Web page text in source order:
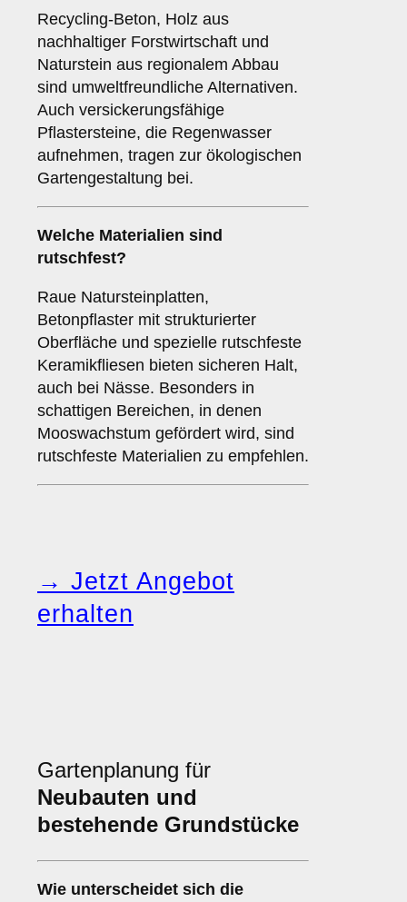
Recycling-Beton, Holz aus
nachhaltiger Forstwirtschaft und
Naturstein aus regionalem Abbau
sind umweltfreundliche Alternativen.
Auch versickerungsfähige
Pflastersteine, die Regenwasser
aufnehmen, tragen zur ökologischen
Gartengestaltung bei.
Welche Materialien sind
rutschfest?
Raue Natursteinplatten,
Betonpflaster mit strukturierter
Oberfläche und spezielle rutschfeste
Keramikfliesen bieten sicheren Halt,
auch bei Nässe. Besonders in
schattigen Bereichen, in denen
Mooswachstum gefördert wird, sind
rutschfeste Materialien zu empfehlen.
→ Jetzt Angebot
erhalten
Gartenplanung für
Neubauten und
bestehende Grundstücke
Wie unterscheidet sich die